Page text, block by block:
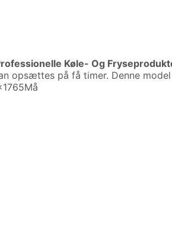
Køle- Og
opsættes på få timer. Denne